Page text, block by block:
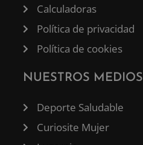
Calculadoras
Política de privacidad
Política de cookies
NUESTROS MEDIOS
Deporte Saludable
Curiosite Mujer